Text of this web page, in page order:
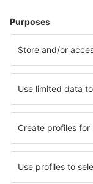
Unterkunft in Ivins
Die besten
Unterkunft in
Unterkunft in